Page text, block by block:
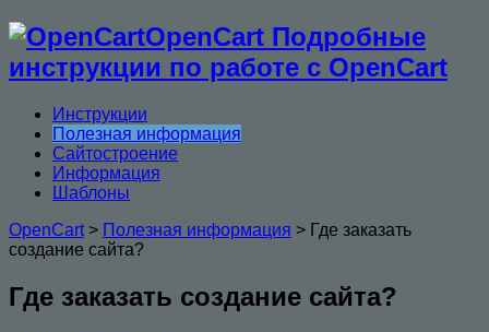
OpenCart Подробные
инструкции по работе с OpenCart
Инструкции
Полезная информация
Сайтостроение
Информация
Шаблоны
OpenCart> Полезная информация > Где заказать
создание сайта?
Где заказать создание сайта?